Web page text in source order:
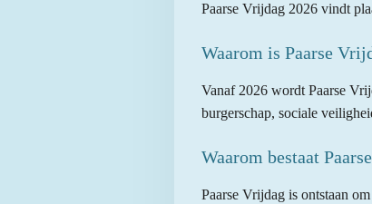
Paarse Vrijdag 2026 vindt
Waarom is Paarse
Vanaf 2026 wordt Paarse
burgerschap, sociale
Waarom bestaat
Paarse Vrijdag is ontstaan